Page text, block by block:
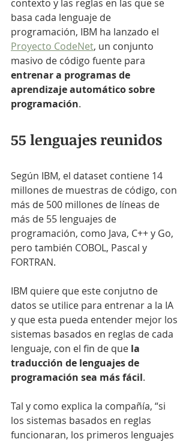
contexto y las reglas en las que se
basa cada lenguaje de
programación, IBM ha lanzado el
Proyecto CodeNet, un conjunto
masivo de código fuente para
entrenar a programas de
aprendizaje automático sobre
programación.
55 lenguajes reunidos
Según IBM, el dataset contiene 14
millones de muestras de código, con
más de 500 millones de líneas de
más de 55 lenguajes de
programación, como Java, C++ y Go,
pero también COBOL, Pascal y
FORTRAN.
IBM quiere que este conjutno de
datos se utilice para entrenar a la IA
y que esta pueda entender mejor los
sistemas basados en reglas de cada
lenguaje, con el fin de que la
traducción de lenguajes de
programación sea más fácil.
Tal y como explica la compañía, “si
los sistemas basados en reglas
funcionaran, los primeros lenguajes